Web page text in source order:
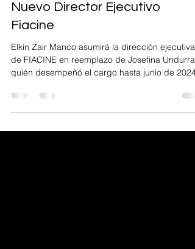
7 jun 2024
3 min de lectura
Nuevo Director Ejecutivo
Fiacine
Elkin Zair Manco asumirá la dirección ejecutiva
quién desempeñó el cargo hasta junio de 2024